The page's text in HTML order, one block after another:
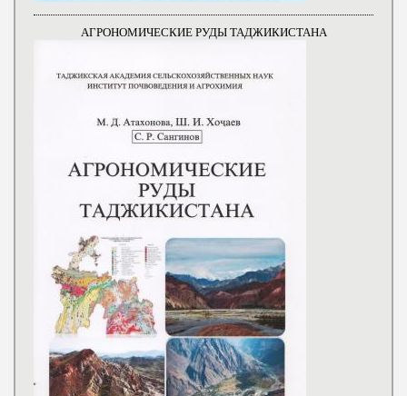
АГРОНОМИЧЕСКИЕ РУДЫ ТАДЖИКИСТАНА